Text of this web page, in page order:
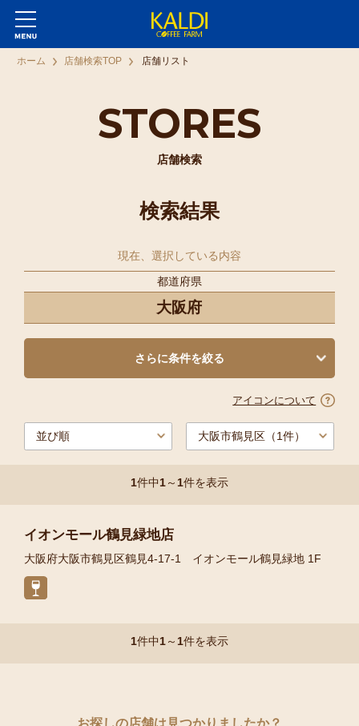
STORES
店舗検索
ホーム 店舗検索TOP 店舗リスト
検索結果
現在、選択している内容
都道府県
大阪府
さらに条件を絞る
1件中1～1件を表示
アイコンについて
イオンモール鶴見緑地店
大阪府大阪市鶴見区鶴見4-17-1 イオンモール鶴見緑地 1F
1件中1～ 1件を表示